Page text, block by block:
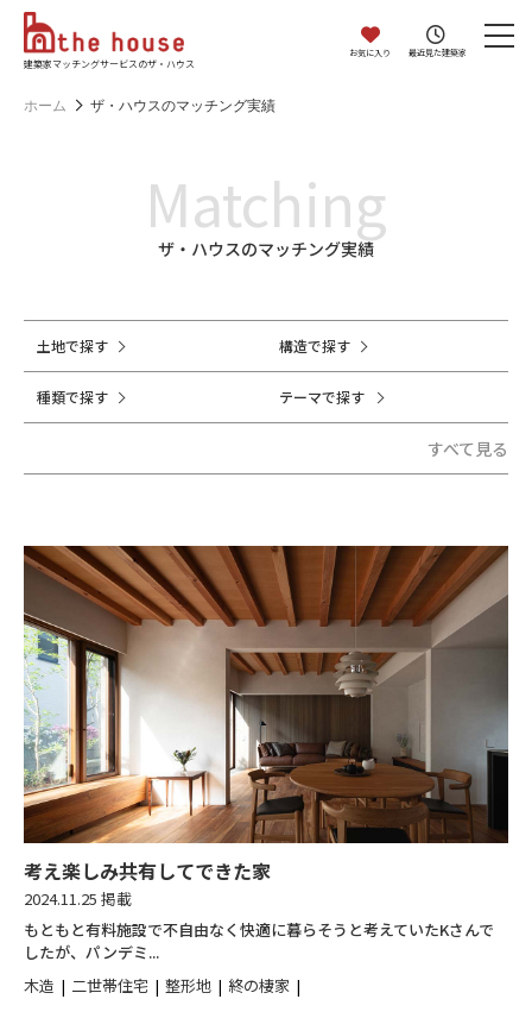
建築家マッチングサービスのザ・ハウス
お気に入り 最近見た建築家
ホーム ザ・ハウスのマッチング実績
Matching
ザ・ハウスのマッチング実績
土地で探す 構造で探す
種類で探す テーマで探す
すべて見る
考え楽しみ共有してできた家
2024.11.25 掲載
もともと有料施設で不自由なく快適に暮らそうと考えていたKさんで
したが、パンデミ...
木造
二世帯住宅 整形地 終の棲家